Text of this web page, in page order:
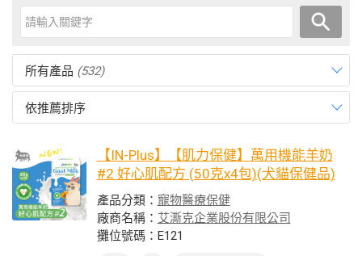
所有產品 (532)
依推薦排序
【IN-Plus】【肌力保健】萬用機能羊奶
#2 好心肌配方 (50克x4包)(犬貓保健品)
產品分類： 寵物醫療保健
廠商名稱： 艾澌克企業股份有限公司
攤位號碼：E121